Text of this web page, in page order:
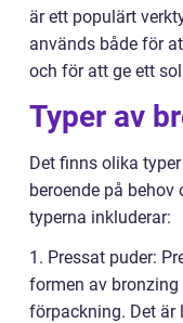
är ett populärt
används både för
och för att ge ett
Typer av
Det finns olika
beroende på behov
typerna inkluderar:
1. Pressat puder:
formen av
förpackning. Det är